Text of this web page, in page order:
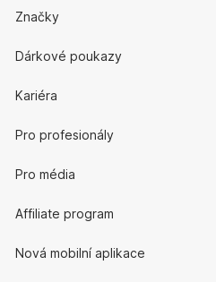
Značky
Dárkové poukazy
Kariéra
Pro profesionály
Pro média
Affiliate program
Nová mobilní aplikace